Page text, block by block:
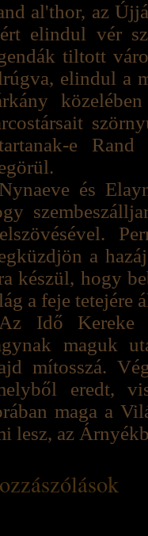
al'thor, az
elindul vér
tiltott
elindul a
e
Nynaeve és
a
készül, hogy
a feje tetejére
Az Idő Kereke
maguk
mítosszá.
eredt,
maga a
lesz, az